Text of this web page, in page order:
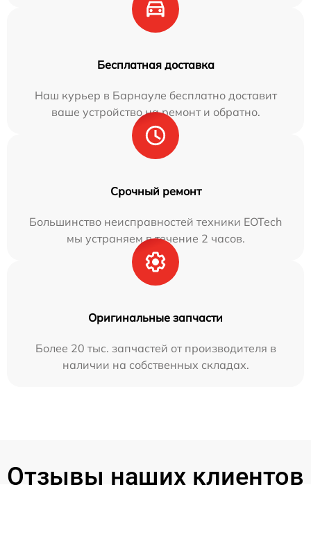
Бесплатная доставка
Наш курьер в Барнауле бесплатно доставит
ваше устройство на ремонт и обратно.
Срочный ремонт
Большинство неисправностей техники EOTech
мы устраняем в течение 2 часов.
Оригинальные запчасти
Более 20 тыс. запчастей от производителя в
наличии на собственных складах.
Отзывы наших клиентов